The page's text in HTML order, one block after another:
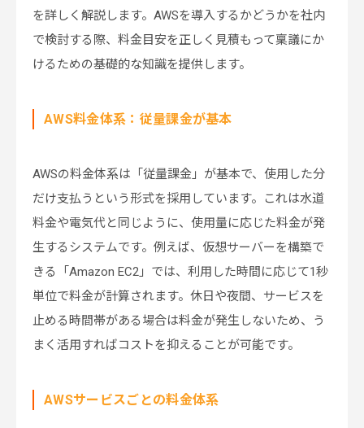
を詳しく解説します。AWSを導入するかどうかを社内
で検討する際、料金目安を正しく見積もって稟議にか
けるための基礎的な知識を提供します。
AWS料金体系：従量課金が基本
AWSの料金体系は「従量課金」が基本で、使用した分
だけ支払うという形式を採用しています。これは水道
料金や電気代と同じように、使用量に応じた料金が発
生するシステムです。例えば、仮想サーバーを構築で
きる「Amazon EC2」では、利用した時間に応じて1秒
単位で料金が計算されます。休日や夜間、サービスを
止める時間帯がある場合は料金が発生しないため、う
まく活用すればコストを抑えることが可能です。
AWSサービスごとの料金体系